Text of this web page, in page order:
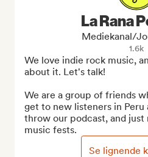
La Rana
Mediekanal/
1.6k
We love indie rock music,
about it. Let's talk!
We are a group of friends
get to new listeners in Peru
throw our podcast, and
music fests.
Se lignende